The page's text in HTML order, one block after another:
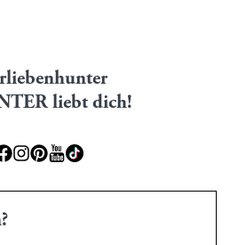
liebt dich!